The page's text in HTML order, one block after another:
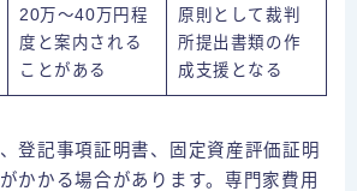
20万～40万円程
度と案内される
ことがある
原則として裁判
所提出書類の作
成支援となる
登記事項証明書、固定資産評価証明
かかる場合があります。専門家費用